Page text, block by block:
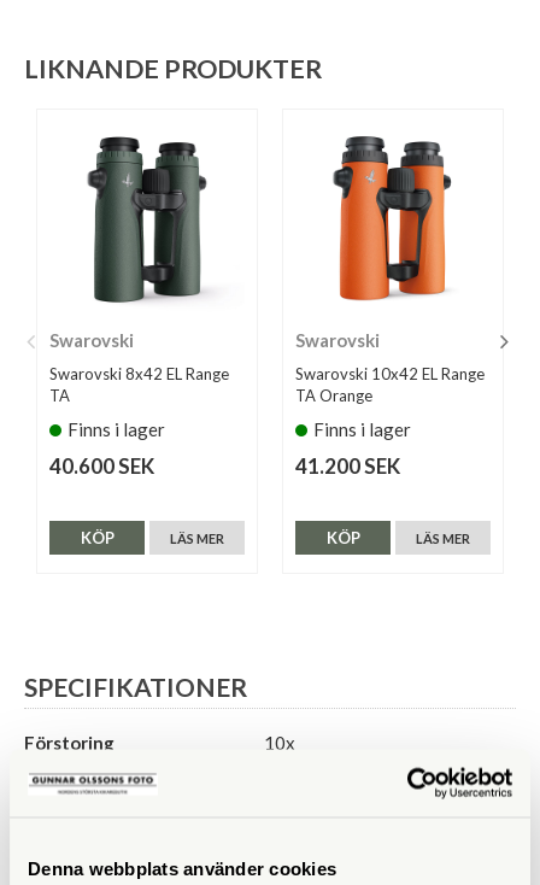
Denna webbplats använder cookies
LIKNANDE PRODUKTER
Swarovski
Swarovski 8x42 EL Range
TA
Finns i lager
40.600 SEK
LÄS MER
KÖP
Swarovski
Swarovski 10x42 EL Range
TA Orange
Finns i lager
41.200 SEK
LÄS MER
KÖP
SPECIFIKATIONER
Förstoring 10x
Frontlinsdiameter (mm)